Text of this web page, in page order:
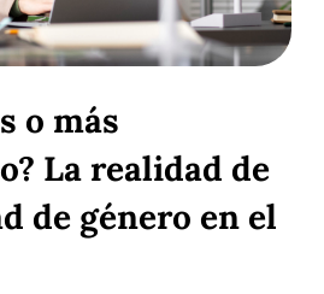
o más
La realidad de
de género en el